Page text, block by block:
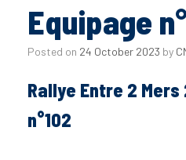
Equipage
Posted on 24 October 2023 by
Rallye Entre 2
n°102